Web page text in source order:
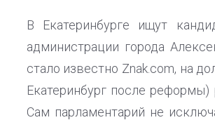
В Екатеринбурге ищут
администрации города
стало известно Znak.com, на
Екатеринбург после
Сам парламентарий не